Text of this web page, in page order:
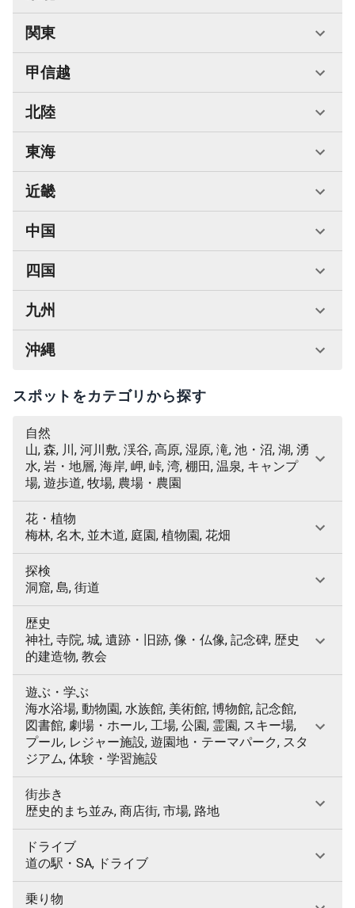
関東
甲信越
北陸
東海
近畿
中国
四国
九州
沖縄
スポットをカテゴリから探す
自然
山, 森, 川, 河川敷, 渓谷, 高原, 湿原, 滝, 池・沼, 湖, 湧
水, 岩・地層, 海岸, 岬, 峠, 湾, 棚田, 温泉, キャンプ
場, 遊歩道, 牧場, 農場・農園
花・植物
梅林, 名木, 並木道, 庭園, 植物園, 花畑
探検
洞窟, 島, 街道
歴史
神社, 寺院, 城, 遺跡・旧跡, 像・仏像, 記念碑, 歴史
的建造物, 教会
遊ぶ・学ぶ
海水浴場, 動物園, 水族館, 美術館, 博物館, 記念館,
図書館, 劇場・ホール, 工場, 公園, 霊園, スキー場,
プール, レジャー施設, 遊園地・テーマパーク, スタ
ジアム, 体験・学習施設
街歩き
歴史的まち並み, 商店街, 市場, 路地
ドライブ
道の駅・SA, ドライブ
乗り物